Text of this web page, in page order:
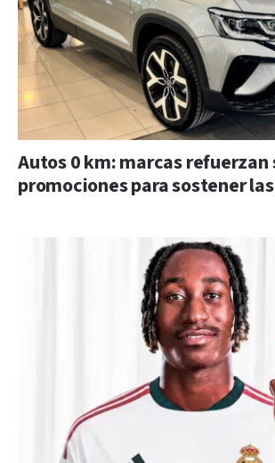
Autos 0 km: marcas refuerzan
promociones para sostener